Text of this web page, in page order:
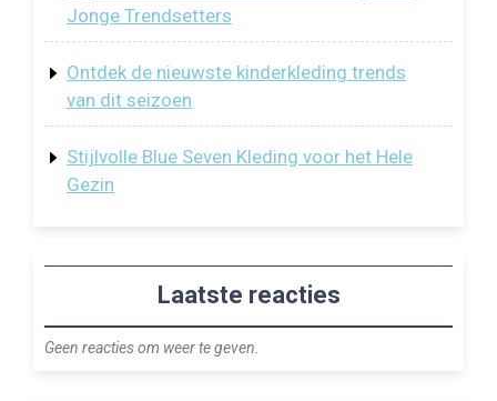
Jonge Trendsetters
Ontdek de nieuwste kinderkleding trends
van dit seizoen
Stijlvolle Blue Seven Kleding voor het Hele
Gezin
Laatste reacties
Geen reacties om weer te geven.